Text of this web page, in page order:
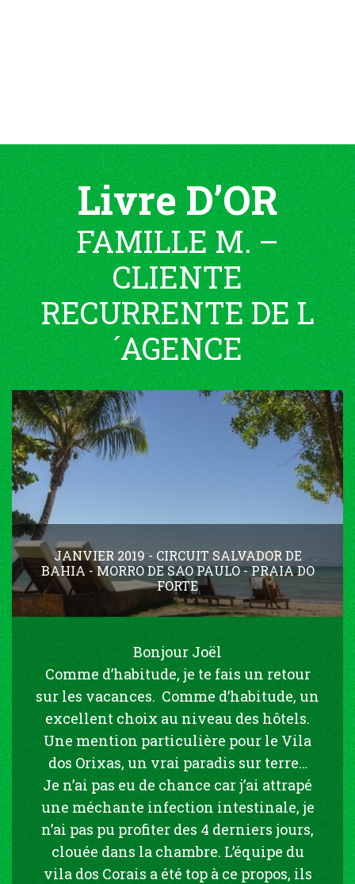
Livre D’OR
FAMILLE M. –
CLIENTE
RECURRENTE DE L
´AGENCE
JANVIER 2019 - CIRCUIT SALVADOR DE
BAHIA - MORRO DE SAO PAULO - PRAIA DO
FORTE
Bonjour Joël
Comme d’habitude, je te fais un retour
sur les vacances. Comme d’habitude, un
excellent choix au niveau des hôtels.
Une mention particulière pour le Vila
dos Orixas, un vrai paradis sur terre…
Je n’ai pas eu de chance car j’ai attrapé
une méchante infection intestinale, je
n’ai pas pu profiter des 4 derniers jours,
clouée dans la chambre. L’équipe du
vila dos Corais a été top à ce propos, ils